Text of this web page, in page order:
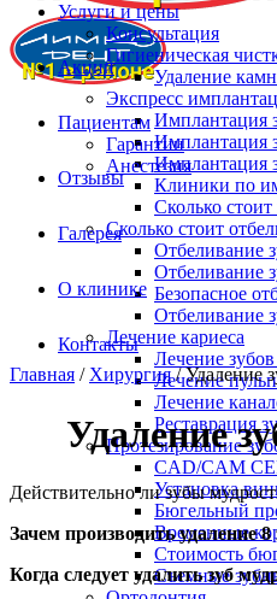
Услуги и цены
Консультация
Гигиеническая
Удаление
Экспресс
Имплантация
Имплантация
Имплантация
Клиники по
Сколько
Сколько стоит
Отбеливание
Отбеливание
Безопасное
Отбеливание
Лечение кариеса
Лечение
Лечение
Лечение
Реставрация
Протезирование
CAD/CAM
Установка
Бюгельный
Временные
Стоимость
Съемные
Акции
Пациентам
Гарантии
Анестезия
Отзывы
Галерея
О клинике
Контакты
Главная / Хирургия /Удаление
Удаление
Действительно ли зубы
Зачем производить удаление 8
Когда следует удалить зуб